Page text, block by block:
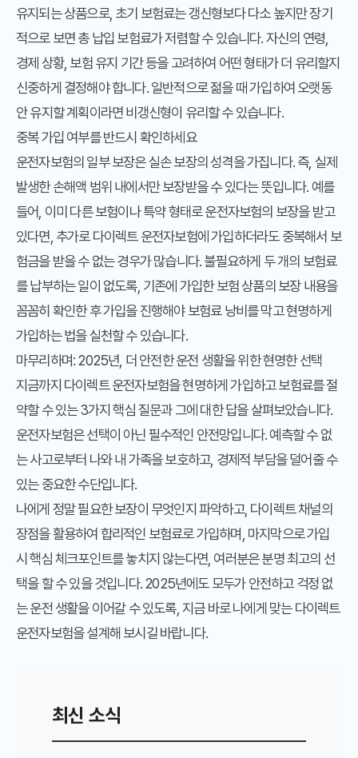
유지되는 상품으로, 초기 보험료는 갱신형보다 다소 높지만 장기
적으로 보면 총 납입 보험료가 저렴할 수 있습니다. 자신의 연령,
경제 상황, 보험 유지 기간 등을 고려하여 어떤 형태가 더 유리할지
신중하게 결정해야 합니다. 일반적으로 젊을 때 가입하여 오랫동
안 유지할 계획이라면 비갱신형이 유리할 수 있습니다.
중복 가입 여부를 반드시 확인하세요
운전자보험의 일부 보장은 실손 보장의 성격을 가집니다. 즉, 실제
발생한 손해액 범위 내에서만 보장받을 수 있다는 뜻입니다. 예를
들어, 이미 다른 보험이나 특약 형태로 운전자보험의 보장을 받고
있다면, 추가로 다이렉트 운전자보험에 가입하더라도 중복해서 보
험금을 받을 수 없는 경우가 많습니다. 불필요하게 두 개의 보험료
를 납부하는 일이 없도록, 기존에 가입한 보험 상품의 보장 내용을
꼼꼼히 확인한 후 가입을 진행해야 보험료 낭비를 막고 현명하게
가입하는 법을 실천할 수 있습니다.
마무리하며: 2025년, 더 안전한 운전 생활을 위한 현명한 선택
지금까지 다이렉트 운전자보험을 현명하게 가입하고 보험료를 절
약할 수 있는 3가지 핵심 질문과 그에 대한 답을 살펴보았습니다.
운전자보험은 선택이 아닌 필수적인 안전망입니다. 예측할 수 없
는 사고로부터 나와 내 가족을 보호하고, 경제적 부담을 덜어줄 수
있는 중요한 수단입니다.
나에게 정말 필요한 보장이 무엇인지 파악하고, 다이렉트 채널의
장점을 활용하여 합리적인 보험료로 가입하며, 마지막으로 가입
시 핵심 체크포인트를 놓치지 않는다면, 여러분은 분명 최고의 선
택을 할 수 있을 것입니다. 2025년에도 모두가 안전하고 걱정 없
는 운전 생활을 이어갈 수 있도록, 지금 바로 나에게 맞는 다이렉트
운전자보험을 설계해 보시길 바랍니다.
최신 소식